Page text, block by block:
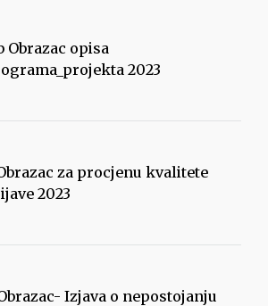
Obrazac opisa
2023
za procjenu kvalitete
2023
Izjava o nepostojanju